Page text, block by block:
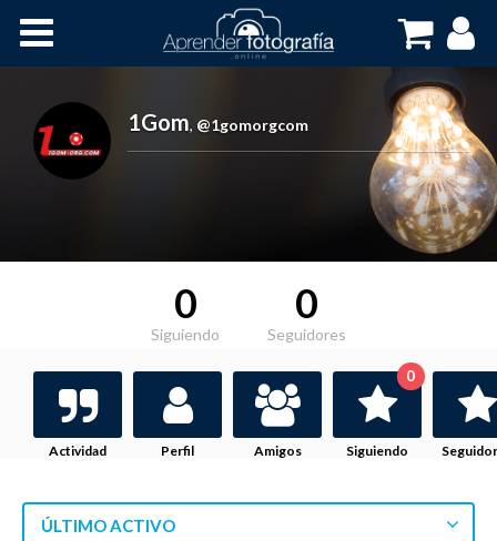
Cursos OnLine
1Gom, @1gomorgcom
0
Siguiendo
0
Seguidores
Actividad Perfil Amigos Siguiendo
0
ÚLTIMO ACTIVO